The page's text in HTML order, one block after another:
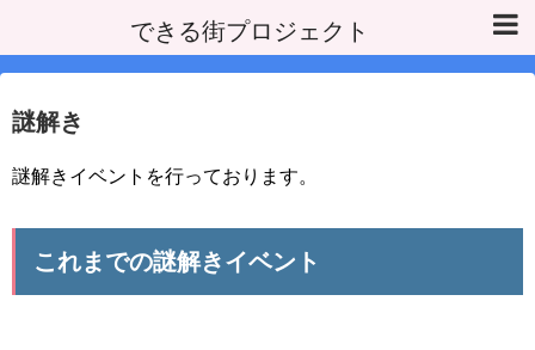
できる街プロジェクト
謎解き
謎解きイベントを行っております。
これまでの謎解きイベント